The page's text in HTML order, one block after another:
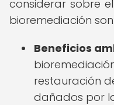
considerar sobre
bioremediación son:
Beneficios
restauración
dañados por